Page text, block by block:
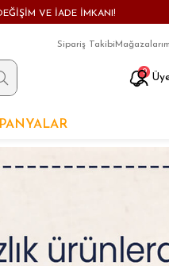
VE İADE İMKANI!
9
Sipariş Takibi